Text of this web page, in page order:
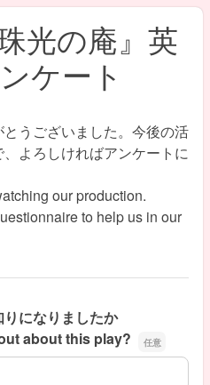
光の庵』英
ケート
うございました。今後の活
よろしければアンケートに
our production.
to help us in our
りになりましたか
about this play?